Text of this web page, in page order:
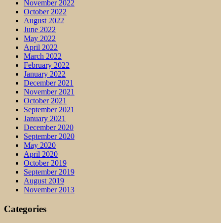
November 2022
October 2022
August 2022
June 2022
May 2022
April 2022
March 2022
February 2022
January 2022
December 2021
November 2021
October 2021
September 2021
January 2021
December 2020
September 2020
May 2020
April 2020
October 2019
September 2019
August 2019
November 2013
Categories